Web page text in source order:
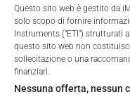
Questo sito web è gestito da
solo scopo di fornire
Instruments ("ETI") strutturati
questo sito web non
sollecitazione o una
finanziari.
Nessuna offerta, nessun
Direttore